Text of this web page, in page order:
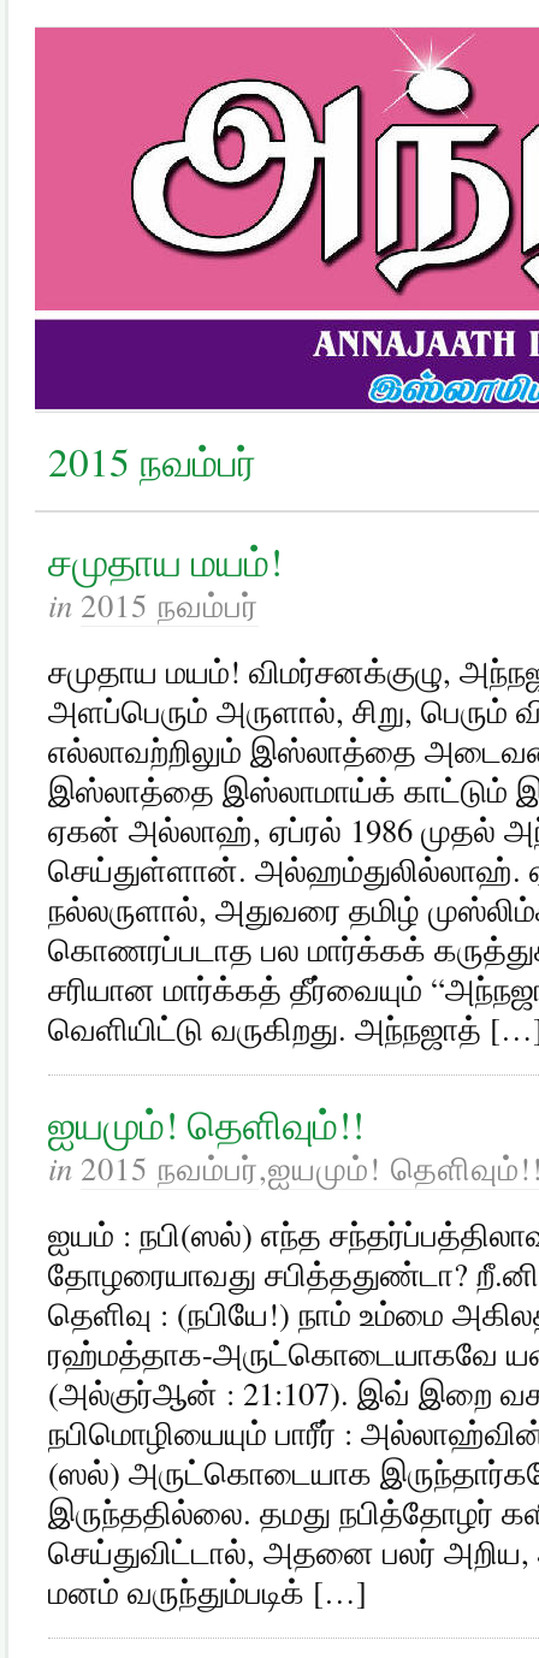
2015 நவம்பர்
சமுதாய மயம்!
in 2015 நவம்பர்
சமுதாய மயம்! விமர்சனக்குழு,
அளப்பெரும் அருளால், சிறு, பெரும்
எல்லாவற்றிலும் இஸ்லாத்தை
இஸ்லாத்தை இஸ்லாமாய்க் காட்டும்
ஏகன் அல்லாஹ், ஏப்ரல் 1986 முதல்
செய்துள்ளான்.
நல்லருளால், அதுவரை தமிழ்
கொணரப்படாத பல மார்க்கக்
சரியான மார்க்கத் தீர்வையும்
வெளியிட்டு வருகிறது. அந்நஜாத்
ஐயமும்! தெளிவும்!!
in 2015 நவம்பர்,ஐயமும்!
ஐயம் : நபி(ஸல்) எந்த
தோழரையாவது சபித்ததுண்டா?
தெளிவு : (நபியே!) நாம் உம்மை
ரஹ்மத்தாக-அருட்கொடையாகவே
(அல்குர்ஆன் : 21:107). இவ் இறை
நபிமொழியையும் பாரீர் :
(ஸல்) அருட்கொடையாக
இருந்ததில்லை. தமது நபித்தோழர்
செய்துவிட்டால், அதனை பலர்
மனம் வருந்தும்படிக் […]